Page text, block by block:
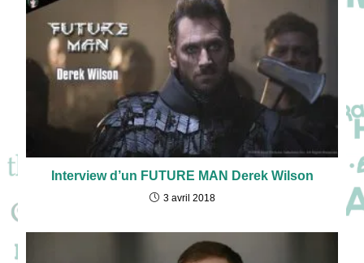
Interview d’un FUTURE MAN Derek Wilson
3 avril 2018